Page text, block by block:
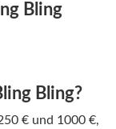
Bling
Bling?
€ und 1000 €,